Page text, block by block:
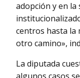
adopción y en
centros hasta la
otro camino»,
La diputada